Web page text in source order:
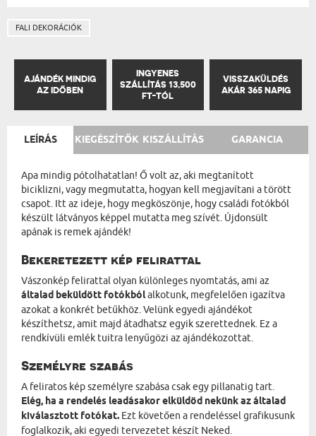
FALI DEKORÁCIÓK
AJÁNDÉK MINDIG
AZ IDŐBEN
INGYENES
SZÁLLÍTÁS 13,500
FT-TÓL
VISSZAKÜLDÉS
AKÁR 365 NAPIG
LEÍRÁS KIEGÉSZÍTŐK KISZÁLLÍTÁS GARANCIA
Apa mindig pótolhatatlan! Ő volt az, aki megtanított
biciklizni, vagy megmutatta, hogyan kell megjavítani a törött
csapot. Itt az ideje, hogy megköszönje, hogy családi fotókból
készült látványos képpel mutatta meg szívét. Újdonsült
apának is remek ajándék!
Bekeretezett kép felirattal
Vászonkép felirattal olyan különleges nyomtatás, ami az
általad beküldött fotókbólalkotunk, megfelelően igazítva
azokat a konkrét betűkhöz. Velünk egyedi ajándékot
készíthetsz, amit majd átadhatsz egyik szerettednek. Ez a
rendkívüli emlék tuitra lenyűgözi az ajándékozottat.
Személyre szabás
A feliratos kép személyre szabása csak egy pillanatig tart.
Elég, ha a rendelés leadásakor elküldöd nekünk az általad
kiválasztott fotókat. Ezt követően a rendeléssel grafikusunk
foglalkozik, aki egyedi tervezetet készít Neked.